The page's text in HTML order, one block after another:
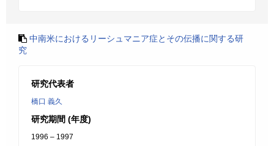
中南米におけるリーシュマニア症とその伝播に関する研
究
研究代表者
橋口 義久
研究期間 (年度)
1996 – 1997